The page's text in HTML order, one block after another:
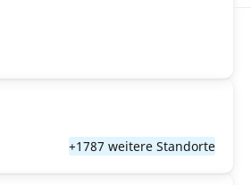
+1787 weitere Standorte